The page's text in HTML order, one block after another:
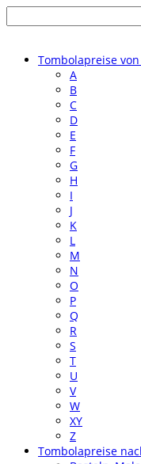
Tombolapreise von
A
B
C
D
E
F
G
H
I
J
K
L
M
N
O
P
Q
R
S
T
U
V
W
XY
Z
Tombolapreise